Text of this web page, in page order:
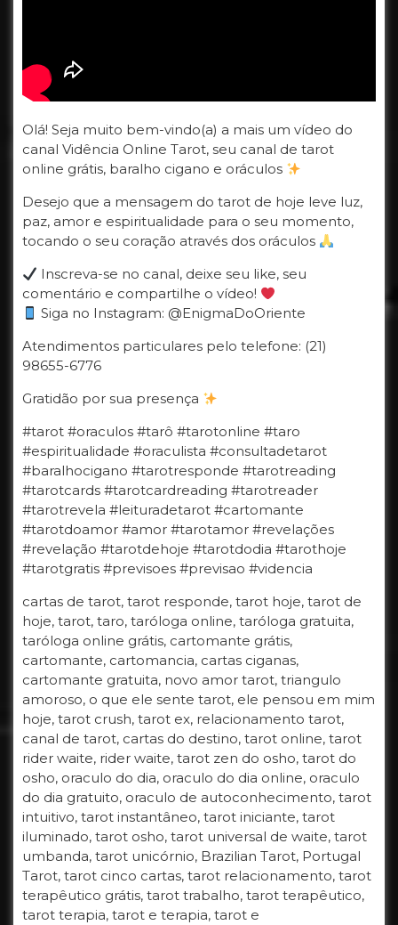
Olá! Seja muito bem-vindo(a) a mais um vídeo do
canal Vidência Online Tarot, seu canal de tarot
online grátis, baralho cigano e oráculos
Desejo que a mensagem do tarot de hoje leve luz,
paz, amor e espiritualidade para o seu momento,
tocando o seu coração através dos oráculos
Inscreva-se no canal, deixe seu like, seu
comentário e compartilhe o vídeo!
Siga no Instagram: @EnigmaDoOriente
Atendimentos particulares pelo telefone: (21)
98655-6776
Gratidão por sua presença
#tarot #oraculos #tarô #tarotonline #taro
#espiritualidade #oraculista #consultadetarot
#baralhocigano #tarotresponde #tarotreading
#tarotcards #tarotcardreading #tarotreader
#tarotrevela #leituradetarot #cartomante
#tarotdoamor #amor #tarotamor #revelações
#revelação #tarotdehoje #tarotdodia #tarothoje
#tarotgratis #previsoes #previsao #videncia
cartas de tarot, tarot responde, tarot hoje, tarot de
hoje, tarot, taro, taróloga online, taróloga gratuita,
taróloga online grátis, cartomante grátis,
cartomante, cartomancia, cartas ciganas,
cartomante gratuita, novo amor tarot, triangulo
amoroso, o que ele sente tarot, ele pensou em mim
hoje, tarot crush, tarot ex, relacionamento tarot,
canal de tarot, cartas do destino, tarot online, tarot
rider waite, rider waite, tarot zen do osho, tarot do
osho, oraculo do dia, oraculo do dia online, oraculo
do dia gratuito, oraculo de autoconhecimento, tarot
intuitivo, tarot instantâneo, tarot iniciante, tarot
iluminado, tarot osho, tarot universal de waite, tarot
umbanda, tarot unicórnio, Brazilian Tarot, Portugal
Tarot, tarot cinco cartas, tarot relacionamento, tarot
terapêutico grátis, tarot trabalho, tarot terapêutico,
tarot terapia, tarot e terapia, tarot e